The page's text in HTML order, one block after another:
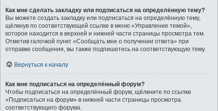
Как мне сделать закладку или подписаться на определённую тему?
Вы можете создать закладку или подписаться на определённую тему,
щёлкнув по соответствующей ссылке в меню «Управление темой»,
которое находится в верхней и нижней части страницы просмотра тем.
Отметив галочкой пункт «Сообщать мне о получении ответа» при
отправке сообщения, вы также подпишетесь на соответствующую тему.
Вернуться к началу
Как мне подписаться на определённый форум?
Чтобы подписаться на определённый форум, щёлкните по ссылке
«Подписаться на форум» в нижней части страницы просмотра
соответствующего форума.